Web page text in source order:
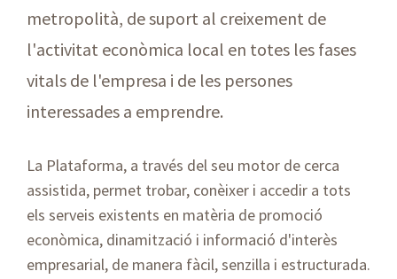
metropolità, de suport al creixement de
l'activitat econòmica local en totes les fases
vitals de l'empresa i de les persones
interessades a emprendre.
La Plataforma, a través del seu motor de cerca
assistida, permet trobar, conèixer i accedir a tots
els serveis existents en matèria de promoció
econòmica, dinamització i informació d'interès
empresarial, de manera fàcil, senzilla i estructurada.